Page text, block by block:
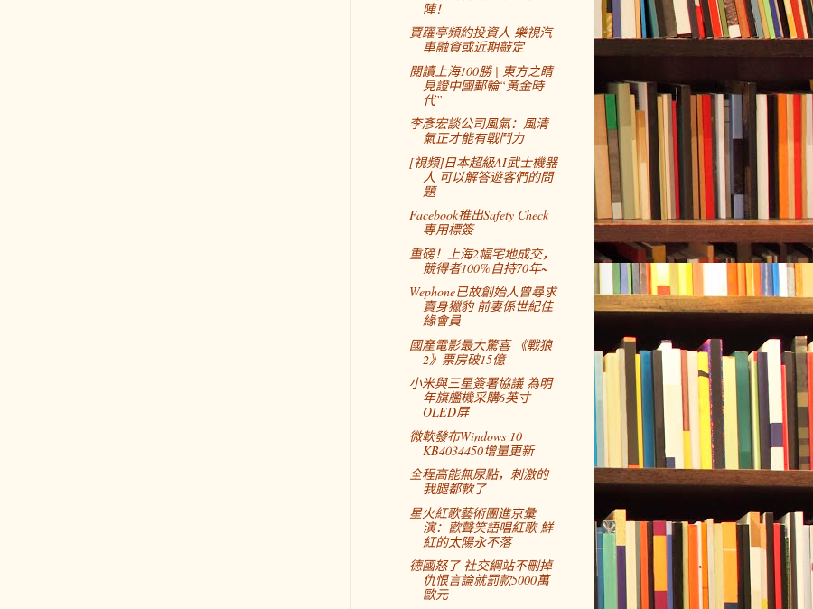
陣！
賈躍亭頻約投資人 樂視汽
車融資或近期敲定
閱讀上海100勝 | 東方之睛
見證中國郵輪“黃金時
代”
李彥宏談公司風氣：風清
氣正才能有戰鬥力
[視頻]日本超級AI武士機器
人 可以解答遊客們的問
題
Facebook推出Safety Check
專用標簽
重磅！上海2幅宅地成交，
競得者100%自持70年~
Wephone已故創始人曾尋求
賣身獵豹 前妻係世紀佳
緣會員
國產電影最大驚喜 《戰狼
2》票房破15億
小米與三星簽署協議 為明
年旗艦機采購6英寸
OLED屏
微軟發布Windows 10
KB4034450增量更新
全程高能無尿點，刺激的
我腿都軟了
星火紅歌藝術團進京彙
演：歡聲笑語唱紅歌 鮮
紅的太陽永不落
德國怒了 社交網站不刪掉
仇恨言論就罰款5000萬
歐元